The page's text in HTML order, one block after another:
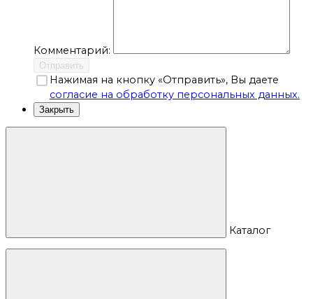
Комментарий:
Отправить
Нажимая на кнопку «Отправить», Вы даете
согласие на обработку персональных данных.
Закрыть
Каталог